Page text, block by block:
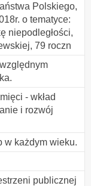
Polskiego,
o tematyce:
niepodległości,
79 roczn
- wkład
i rozwój
w każdym wieku.
publicznej